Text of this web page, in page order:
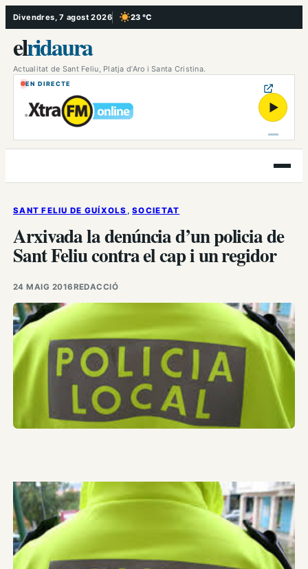
Vés
al
contingut
Divendres, 7 agost 2026 23 °C
, Cel serè
elridaura
Actualitat de Sant Feliu, Platja d’Aro i Santa Cristina.
EN DIRECTE
▶
Obre
el
SANT FELIU DE GUÍXOLS , SOCIETAT
Arxivada la denúncia d’un policia de
Sant Feliu contra el cap i un regidor
24 MAIG 2016REDACCIÓ